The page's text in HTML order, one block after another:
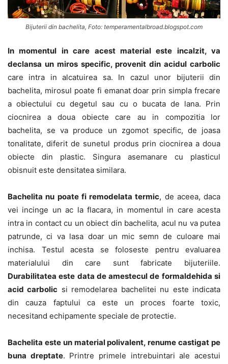
Bijuterii din bachelita, Foto: temperamentalbroad.blogspot.com
In momentul in care acest material este incalzit, va
declansa un miros specific, provenit din acidul carbolic
care intra in alcatuirea sa. In cazul unor bijuterii din
bachelita, mirosul poate fi emanat doar prin simpla frecare
a obiectului cu degetul sau cu o bucata de lana. Prin
ciocnirea a doua obiecte care au in compozitia lor
bachelita, se va produce un zgomot specific, de joasa
tonalitate, diferit de sunetul produs prin ciocnirea a doua
obiecte din plastic. Singura asemanare cu plasticul
obisnuit este densitatea similara.
Bachelita nu poate fi remodelata termic, de aceea, daca
vei incinge un ac la flacara, in momentul in care acesta
intra in contact cu un obiect din bachelita, acul nu va putea
patrunde, ci va lasa doar un mic semn de culoare mai
inchisa. Testul acesta se foloseste pentru evaluarea
materialului din care sunt fabricate bijuteriile.
Durabilitatea este data de amestecul de formaldehida si
acid carbolic si remodelarea bachelitei nu este indicata
din cauza faptului ca este un proces foarte toxic,
necesitand echipamente speciale de protectie.
Bachelita este un material polivalent, renume castigat pe
buna dreptate. Printre primele intrebuintari ale acestui